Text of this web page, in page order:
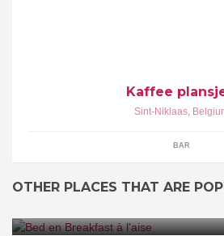
Kaffee
Sint-Niklaas,
BAR
OTHER PLACES THAT ARE